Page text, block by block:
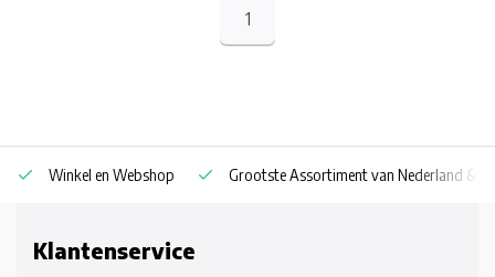
1
Winkel en Webshop Grootste Assortiment van Nederland &
Klantenservice